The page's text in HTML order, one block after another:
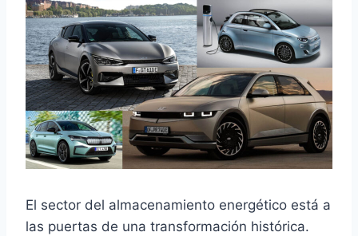
El sector del almacenamiento energético está a
las puertas de una transformación histórica.